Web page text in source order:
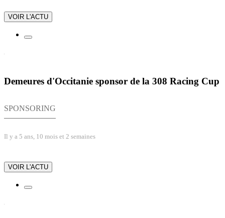
VOIR L'ACTU
Demeures d'Occitanie sponsor de la 308 Racing Cup
SPONSORING
Il y a 5 ans, 10 mois et 2 semaines
VOIR L'ACTU